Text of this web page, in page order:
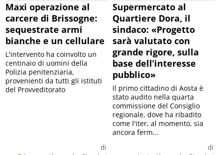
Maxi operazione al
carcere di Brissogne:
sequestrate armi
bianche e un cellulare
di
L'intervento ha coinvolto un
centinaio di uomini della
Polizia penitenziaria,
provenienti da tutti gli istituti
del Provveditorato
Supermercato al
Quartiere Dora, il
sindaco: «Progetto
sarà valutato con
grande rigore, sulla
base dell’interesse
pubblico»
di
Il primo cittadino di Aosta è
stato audito nella quarta
commissione del Consiglio
regionale, dove ha ribadito
come l'iter, al momento, sia
ancora ferm...